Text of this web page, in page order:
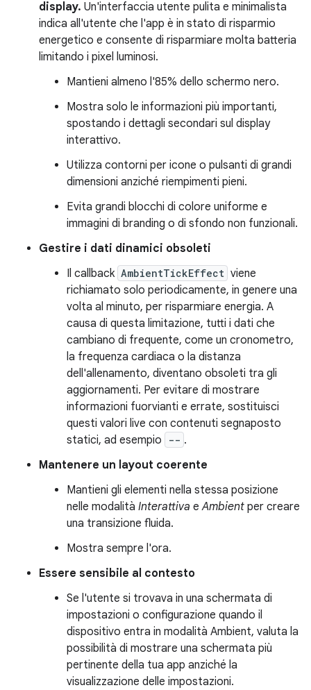
display. Un'interfaccia utente pulita e minimalista
indica all'utente che l'app è in stato di risparmio
energetico e consente di risparmiare molta batteria
limitando i pixel luminosi.
Mantieni almeno l'85% dello schermo nero.
Mostra solo le informazioni più importanti,
spostando i dettagli secondari sul display
interattivo.
Utilizza contorni per icone o pulsanti di grandi
dimensioni anziché riempimenti pieni.
Evita grandi blocchi di colore uniforme e
immagini di branding o di sfondo non funzionali.
Gestire i dati dinamici obsoleti
Il callback AmbientTickEffect viene
richiamato solo periodicamente, in genere una
volta al minuto, per risparmiare energia. A
causa di questa limitazione, tutti i dati che
cambiano di frequente, come un cronometro,
la frequenza cardiaca o la distanza
dell'allenamento, diventano obsoleti tra gli
aggiornamenti. Per evitare di mostrare
informazioni fuorvianti e errate, sostituisci
questi valori live con contenuti segnaposto
statici, ad esempio
-- .
Mantenere un layout coerente
Mantieni gli elementi nella stessa posizione
nelle modalità Interattiva eAmbient per creare
una transizione fluida.
Mostra sempre l'ora.
Essere sensibile al contesto
Se l'utente si trovava in una schermata di
impostazioni o configurazione quando il
dispositivo entra in modalità Ambient, valuta la
possibilità di mostrare una schermata più
pertinente della tua app anziché la
visualizzazione delle impostazioni.